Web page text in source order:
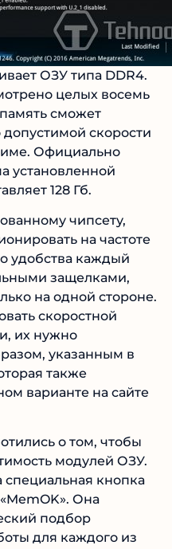
ОЗУ типа DDR4.
целых восемь
сможет
скорости
Официально
установленной
128 Гб.
чипсету,
на частоте
удобства каждый
защелками,
на одной стороне.
скоростной
их нужно
указанным в
также
варианте на сайте
о том, чтобы
модулей ОЗУ.
специальная кнопка
Она
подбор
для каждого из